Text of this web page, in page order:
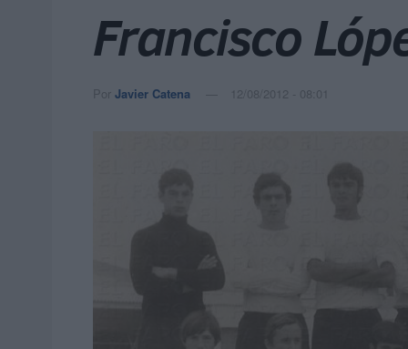
Francisco
Por Javier Catena 12/08/2012 - 08:01